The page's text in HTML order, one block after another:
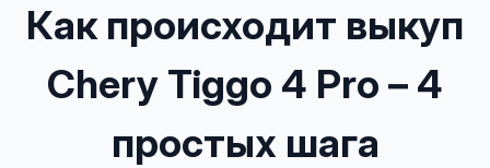
Как происходит выкуп
Chery Tiggo 4 Pro – 4
простых шага